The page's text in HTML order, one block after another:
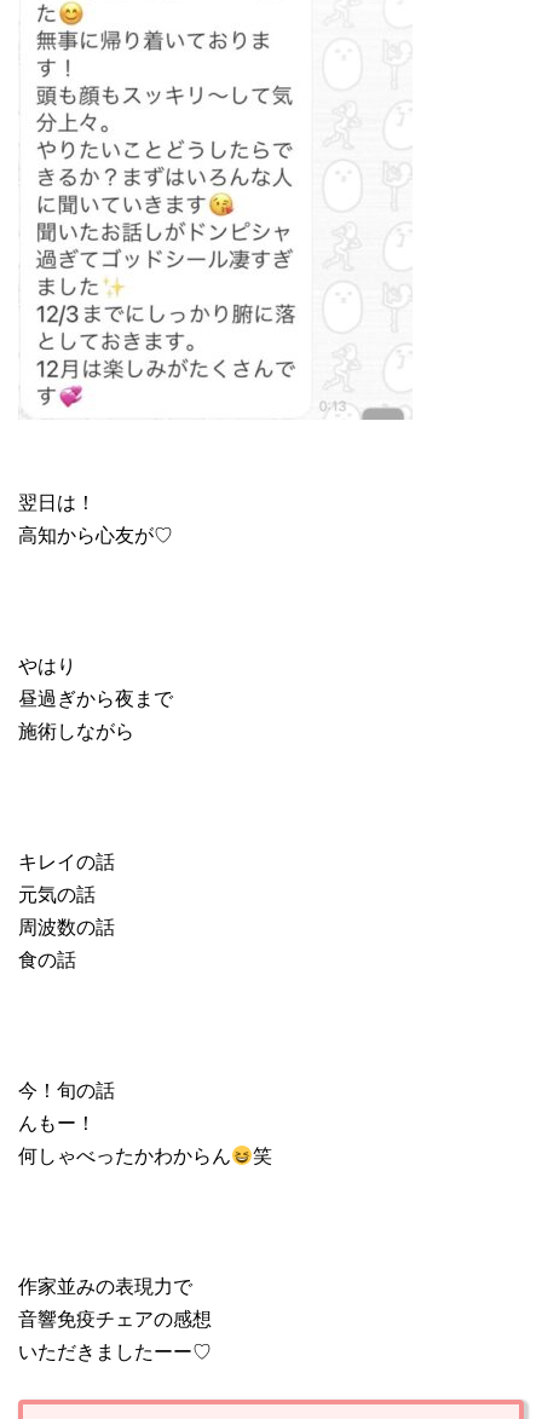
翌日は！
高知から心友が♡
やはり
昼過ぎから夜まで
施術しながら
キレイの話
元気の話
周波数の話
食の話
今！旬の話
んもー！
何しゃべったかわからん
笑
作家並みの表現力で
音響免疫チェアの感想
いただきましたーー♡